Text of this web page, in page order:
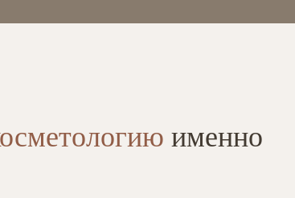
именно